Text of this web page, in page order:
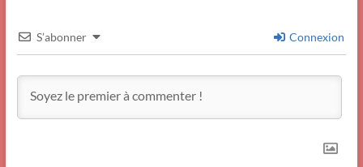
S’abonner Connexion